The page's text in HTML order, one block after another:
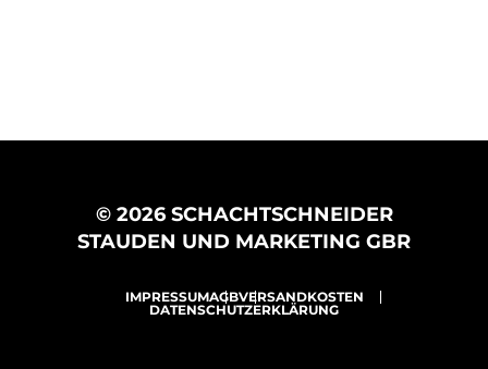
© 2026 SCHACHTSCHNEIDER
STAUDEN UND MARKETING GBR
IMPRESSUMAGBVERSANDKOSTEN
DATENSCHUTZERKLÄRUNG